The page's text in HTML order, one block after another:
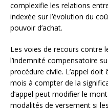
complexifie les relations
indexée sur l’évolution du
pouvoir d’achat.
Les voies de recours contre
l’indemnité compensatoire
procédure civile. L’appel doit
mois à compter de la
d’appel peut modifier le
modalités de versement si